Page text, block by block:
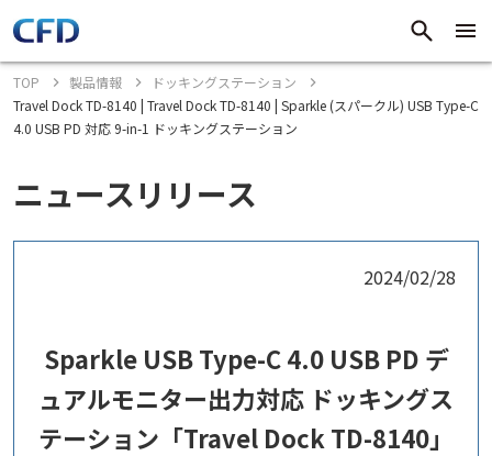
TOP 製品情報
ドッキングステーション
Travel Dock TD-8140 | Travel Dock TD-8140 | Sparkle (スパークル) USB Type-C
4.0 USB PD 対応 9-in-1 ドッキングステーション
ニュースリリース
2024/02/28
Sparkle USB Type-C 4.0 USB PD デ
ュアルモニター出力対応 ドッキングス
テーション「Travel Dock TD-8140」